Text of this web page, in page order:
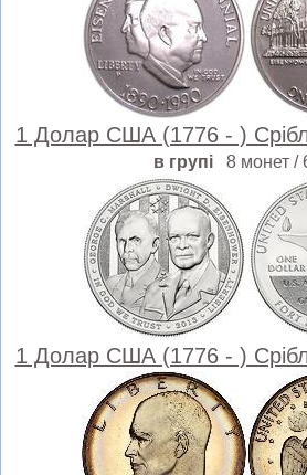
1 Долар США (1776 - )
в групі 8 монет /
1 Долар США (1776 - )